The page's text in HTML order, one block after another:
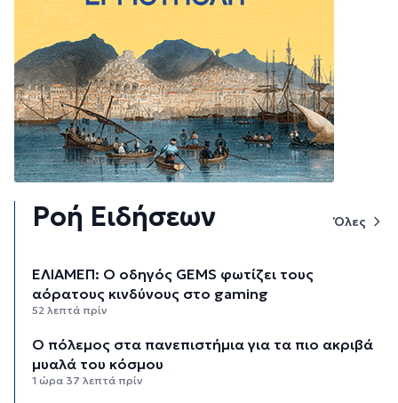
Ροή Ειδήσεων Όλες
ΕΛΙΑΜΕΠ: Ο οδηγός GEMS φωτίζει τους
αόρατους κινδύνους στο gaming
52 λεπτά πρίν
Ο πόλεμος στα πανεπιστήμια για τα πιο ακριβά
μυαλά του κόσμου
1 ώρα 37 λεπτά πρίν